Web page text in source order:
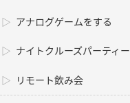
アナログゲームをする
ナイトクルーズパーティー
リモート飲み会